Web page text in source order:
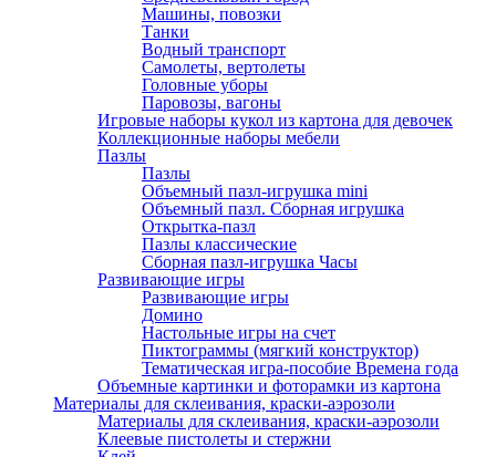
Машины, повозки
Танки
Водный транспорт
Самолеты, вертолеты
Головные уборы
Паровозы, вагоны
Игровые наборы кукол из картона для девочек
Коллекционные наборы мебели
Пазлы
Пазлы
Объемный пазл-игрушка mini
Объемный пазл. Сборная игрушка
Открытка-пазл
Пазлы классические
Сборная пазл-игрушка Часы
Развивающие игры
Развивающие игры
Домино
Настольные игры на счет
Пиктограммы (мягкий конструктор)
Тематическая игра-пособие Времена года
Объемные картинки и фоторамки из картона
Материалы для склеивания, краски-аэрозоли
Материалы для склеивания, краски-аэрозоли
Клеевые пистолеты и стержни